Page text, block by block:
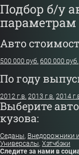
Подбор б/у
параметрам
Авто
500 000 руб. 600 000 руб.
По году
2012 г.в. 2013 г.в. 2014
Выберите
кузова:
Седаны, Внедорожники
Универсалы, Хэтчбэки
Следите за нами в